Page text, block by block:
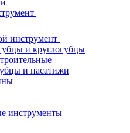
инструмент
и круглогубцы
и пасатижи
инструменты